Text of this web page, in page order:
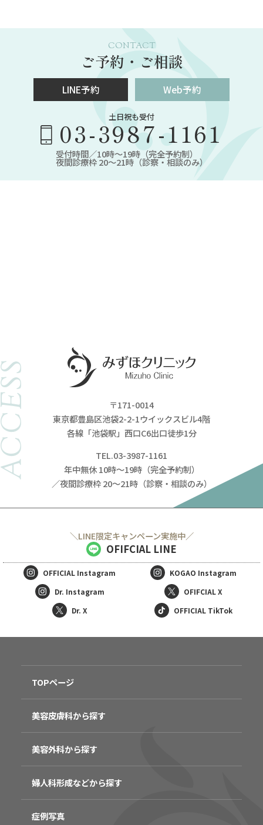
CONTACT
ご予約・ご相談
LINE予約 Web予約
土日祝も受付
03-3987-1161
受付時間／10時～19時（完全予約制）
夜間診療枠 20～21時（診察・相談のみ）
〒171-0014
東京都豊島区池袋2-2-1ウイックスビル4階
各線「池袋駅」西口C6出口徒歩1分
TEL.03-3987-1161
年中無休 10時～19時（完全予約制）
／夜間診療枠 20～21時（診察・相談のみ）
＼LINE限定キャンペーン実施中／
OFIFCIAL LINE
OFFICIAL Instagram KOGAO Instagram
Dr. Instagram
OFIFCIAL X
Dr. X
OFFICIAL TikTok
TOPページ
美容皮膚科から探す
美容外科から探す
婦人科形成などから探す
症例写真